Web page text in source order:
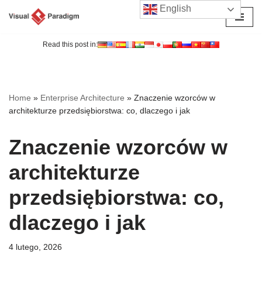
Read this post in:
Home » Enterprise Architecture » Znaczenie wzorców w
architekturze przedsiębiorstwa: co, dlaczego i jak
Znaczenie wzorców w
architekturze
przedsiębiorstwa: co,
dlaczego i jak
4 lutego, 2026
English